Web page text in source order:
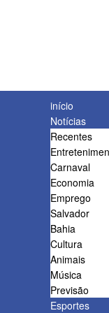
início
Notícias
Recentes
Carnaval
Economia
Emprego
Salvador
Bahia
Cultura
Animais
Música
Previsão
Esportes